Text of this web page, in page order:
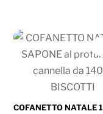
COFANETTO NATALE 1